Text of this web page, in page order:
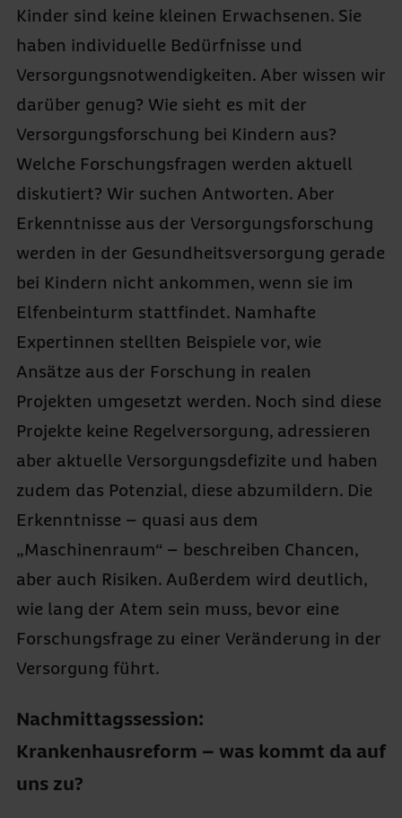
Kinder sind keine kleinen Erwachsenen. Sie
haben individuelle Bedürfnisse und
Versorgungsnotwendigkeiten. Aber wissen wir
darüber genug? Wie sieht es mit der
Versorgungsforschung bei Kindern aus?
Welche Forschungsfragen werden aktuell
diskutiert? Wir suchen Antworten. Aber
Erkenntnisse aus der Versorgungsforschung
werden in der Gesundheitsversorgung gerade
bei Kindern nicht ankommen, wenn sie im
Elfenbeinturm stattfindet. Namhafte
Expertinnen stellten Beispiele vor, wie
Ansätze aus der Forschung in realen
Projekten umgesetzt werden. Noch sind diese
Projekte keine Regelversorgung, adressieren
aber aktuelle Versorgungsdefizite und haben
zudem das Potenzial, diese abzumildern. Die
Erkenntnisse – quasi aus dem
„Maschinenraum“ – beschreiben Chancen,
aber auch Risiken. Außerdem wird deutlich,
wie lang der Atem sein muss, bevor eine
Forschungsfrage zu einer Veränderung in der
Versorgung führt.
Nachmittagssession:
Krankenhausreform – was kommt da auf
uns zu?